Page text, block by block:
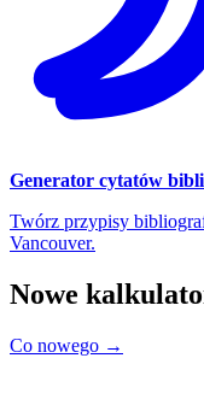
Generator cytatów
Twórz przypisy
Vancouver.
Nowe
Co nowego →